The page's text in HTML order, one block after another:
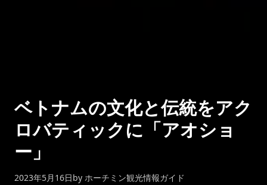
ベトナムの文化と伝統をアク
ロバティックに「アオショ
ー」
2023年5月16日by ホーチミン観光情報ガイド